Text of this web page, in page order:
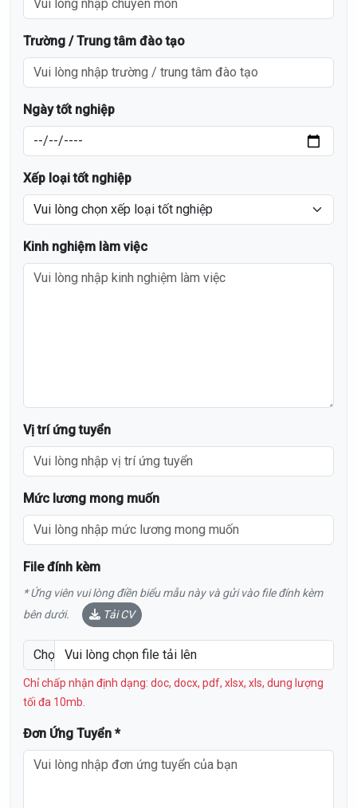
Trường / Trung tâm đào tạo
Ngày tốt nghiệp
Xếp loại tốt nghiệp
Kinh nghiệm làm việc
Vị trí ứng tuyển
Mức lương mong muốn
File đính kèm
* Ứng viên vui lòng điền biểu mẫu này và gửi vào file đính kèm
bên dưới.
Tải CV
Chọn file CV
Vui lòng chọn file tải lên
Chỉ chấp nhận định dạng: doc, docx, pdf, xlsx, xls, dung lượng
tối đa 10mb.
Đơn Ứng Tuyển *